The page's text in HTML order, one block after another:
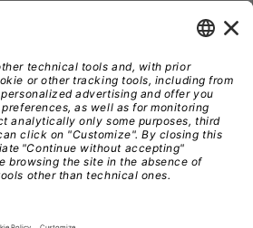
Note Legali
Privacy
Gestione Cookie